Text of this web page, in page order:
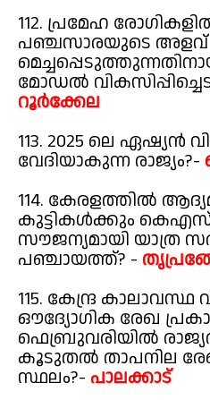
112. പ്രമേഹ
പഞ്ചസാരയുടെ അളവ്
മോഡൽ
റൂർക്കേല
113. 2025 ലെ ഏഷ്യൻ
വേദിയാകുന്ന രാജ്യം?-
114. കേരളത്തിൽ
കുട്ടികൾക്കും
സൗജന്യമായി യാത്ര
പഞ്ചായത്ത്? -
115. കേന്ദ്ര കാലാവസ്ഥ
ഔദ്യോഗിക രേഖ
ഫെബ്രുവരിയിൽ
കൂടുതൽ താപനില
സ്ഥലം?- പാലക്കാട്